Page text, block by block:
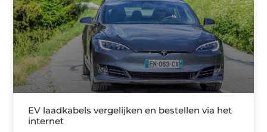
EV laadkabels vergelijken en bestellen via het
internet